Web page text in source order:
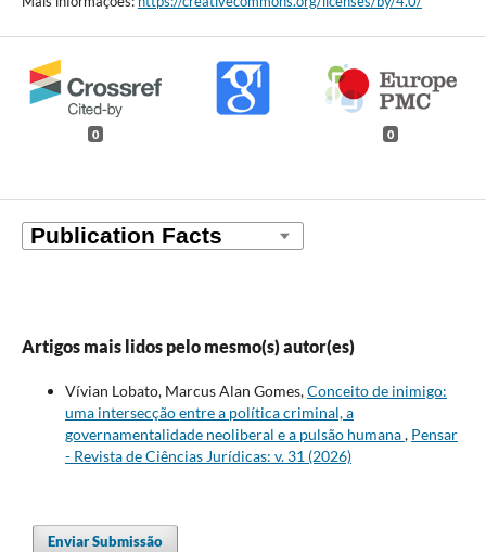
0 0
Artigos mais lidos pelo mesmo(s) autor(es)
Vívian Lobato, Marcus Alan Gomes,Conceito de inimigo:
uma intersecção entre a política criminal, a
governamentalidade neoliberal e a pulsão humana, Pensar
- Revista de Ciências Jurídicas: v. 31 (2026)
Enviar Submissão